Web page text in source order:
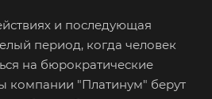
и последующая
период, когда человек
на бюрократические
компании "Платинум" берут